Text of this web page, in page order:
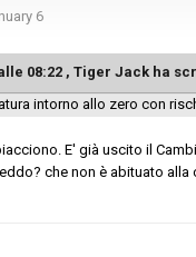
6
08:22 , Tiger Jack ha
intorno allo zero con
E' già uscito il
che non è abituato alla